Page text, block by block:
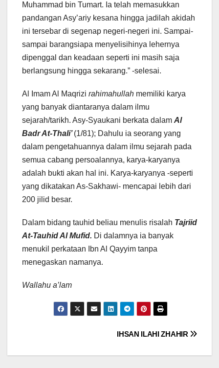
Muhammad bin Tumart. Ia telah memasukkan
pandangan Asy’ariy kesana hingga jadilah akidah
ini tersebar di segenap negeri-negeri ini. Sampai-
sampai barangsiapa menyelisihinya lehernya
dipenggal dan keadaan seperti ini masih saja
berlangsung hingga sekarang.” -selesai.
Al Imam Al Maqrizi rahimahullah memiliki karya
yang banyak diantaranya dalam ilmu
sejarah/tarikh. Asy-Syaukani berkata dalam Al
Badr At-Thali’(1/81); Dahulu ia seorang yang
dalam pengetahuannya dalam ilmu sejarah pada
semua cabang persoalannya, karya-karyanya
adalah bukti akan hal ini. Karya-karyanya -seperti
yang dikatakan As-Sakhawi- mencapai lebih dari
200 jilid besar.
Dalam bidang tauhid beliau menulis risalah Tajriid
At-Tauhid Al Mufid. Di dalamnya ia banyak
menukil perkataan Ibn Al Qayyim tanpa
menegaskan namanya.
Wallahu a’lam
navigation
IHSAN ILAHI ZHAHIR